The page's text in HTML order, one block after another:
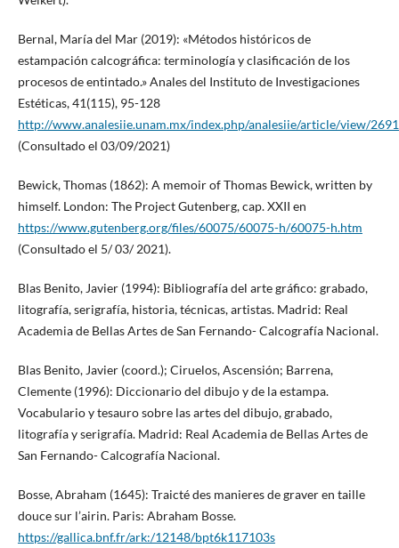
Bernal, María del Mar (2019): «Métodos históricos de
estampación calcográfica: terminología y clasificación de los
procesos de entintado.» Anales del Instituto de Investigaciones
Estéticas, 41(115), 95-128
http://www.analesiie.unam.mx/index.php/analesiie/article/view/2691
(Consultado el 03/09/2021)
Bewick, Thomas (1862): A memoir of Thomas Bewick, written by
himself. London: The Project Gutenberg, cap. XXII en
https://www.gutenberg.org/files/60075/60075-h/60075-h.htm
(Consultado el 5/ 03/ 2021).
Blas Benito, Javier (1994): Bibliografía del arte gráfico: grabado,
litografía, serigrafía, historia, técnicas, artistas. Madrid: Real
Academia de Bellas Artes de San Fernando- Calcografía Nacional.
Blas Benito, Javier (coord.); Ciruelos, Ascensión; Barrena,
Clemente (1996): Diccionario del dibujo y de la estampa.
Vocabulario y tesauro sobre las artes del dibujo, grabado,
litografía y serigrafía. Madrid: Real Academia de Bellas Artes de
San Fernando- Calcografía Nacional.
Bosse, Abraham (1645): Traicté des manieres de graver en taille
douce sur l’airin. Paris: Abraham Bosse.
https://gallica.bnf.fr/ark:/12148/bpt6k117103s